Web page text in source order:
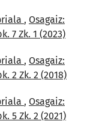
, Osagaiz:
7 Zk. 1 (2023)
, Osagaiz:
2 Zk. 2 (2018)
, Osagaiz:
5 Zk. 2 (2021)